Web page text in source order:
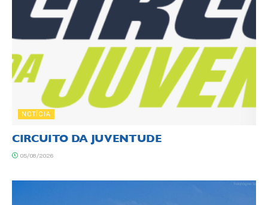
NOTÍCIA
CIRCUITO DA JUVENTUDE
05/08/2026